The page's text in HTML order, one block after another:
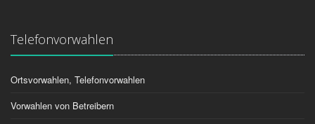
Telefonvorwahlen
Ortsvorwahlen, Telefonvorwahlen
Vorwahlen von Betreibern